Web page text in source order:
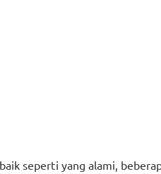
seperti yang alami,